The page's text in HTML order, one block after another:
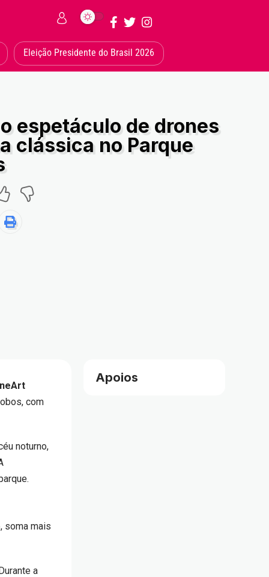
Eleição Presidente do Brasil 2026
espetáculo de drones
clássica no Parque
com
noturno,
soma mais
a
Apoios